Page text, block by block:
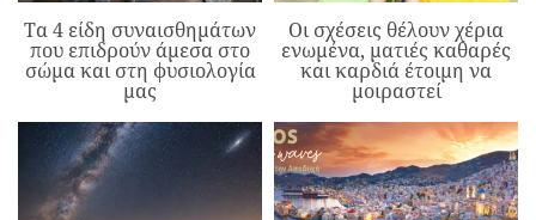
Τα 4 είδη συναισθημάτων
που επιδρούν άμεσα στο
σώμα και στη φυσιολογία
μας
Οι σχέσεις θέλουν χέρια
ενωμένα, ματιές καθαρές
και καρδιά έτοιμη να
μοιραστεί